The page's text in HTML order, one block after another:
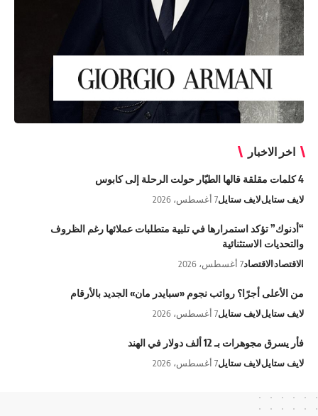
اخر الاخبار
4 كلمات مقلقة قالها الطيّار حولت الرحلة إلى كابوس
لايف ستايللايف ستايل7 أغسطس، 2026
“أدنوك” تؤكد استمرارها في تلبية متطلبات عملائها رغم الظروف
والتحديات الاستثنائية
الاقتصادالاقتصاد7 أغسطس، 2026
من الأعلى أجرًا؟ رواتب نجوم «سبايدر مان» الجديد بالأرقام
لايف ستايللايف ستايل7 أغسطس، 2026
فأر يسرق مجوهرات بـ 12 ألف دولار في الهند
لايف ستايللايف ستايل7 أغسطس، 2026